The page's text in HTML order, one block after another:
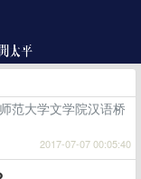
范大学文学院汉语桥
2017-07-07 00:05:40